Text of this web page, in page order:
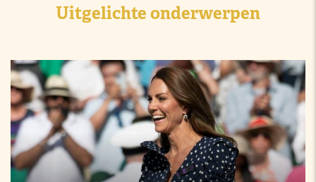
Uitgelichte onderwerpen